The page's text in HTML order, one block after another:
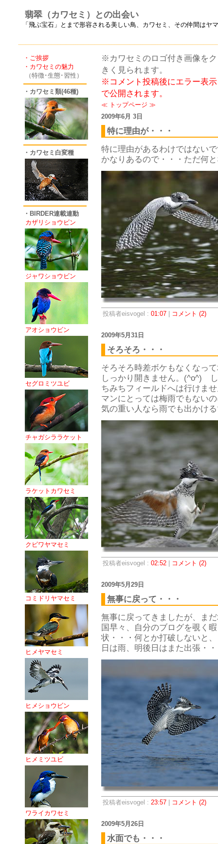
翡翠（カワセミ）との出会い
「飛ぶ宝石」とまで形容される美しい鳥、カワセミ、その仲間は
・ご挨拶
・カワセミの魅力
（特徴･生態･習性）
・カワセミ類(46種)
・カワセミ白変種
・BIRDER連載連動
カザリショウビン
ジャワショウビン
アオショウビン
セグロミツユビ
チャガシララケット
ラケットカワセミ
クビワヤマセミ
コミドリヤマセミ
ヒメヤマセミ
ヒメショウビン
ヒメミツユビ
ワライカワセミ
※カワセミのロゴ付き画像を
きく見られます。
※コメント投稿後にエラー表
で公開されます。
≪ トップページ ≫
2009年6月 3日
特に理由が・・・
特に理由があるわけではない
かなりあるので・・・ただ何
投稿者eisvogel : 01:07| コメント (2)
2009年5月31日
そろそろ・・・
そろそろ時差ボケもなくなっ
しっかり開きません。(^o^)
ちみちフィールドへは行けま
マンにとっては梅雨でもない
気の重い人なら雨でも出かけ
投稿者eisvogel : 02:52| コメント (2)
2009年5月29日
無事に戻って・・・
無事に戻ってきましたが、ま
国早々、自分のブログを覗く
状・・・何とか打破しないと
日は雨、明後日はまた出張・
投稿者eisvogel : 23:57| コメント (2)
2009年5月26日
水面でも・・・